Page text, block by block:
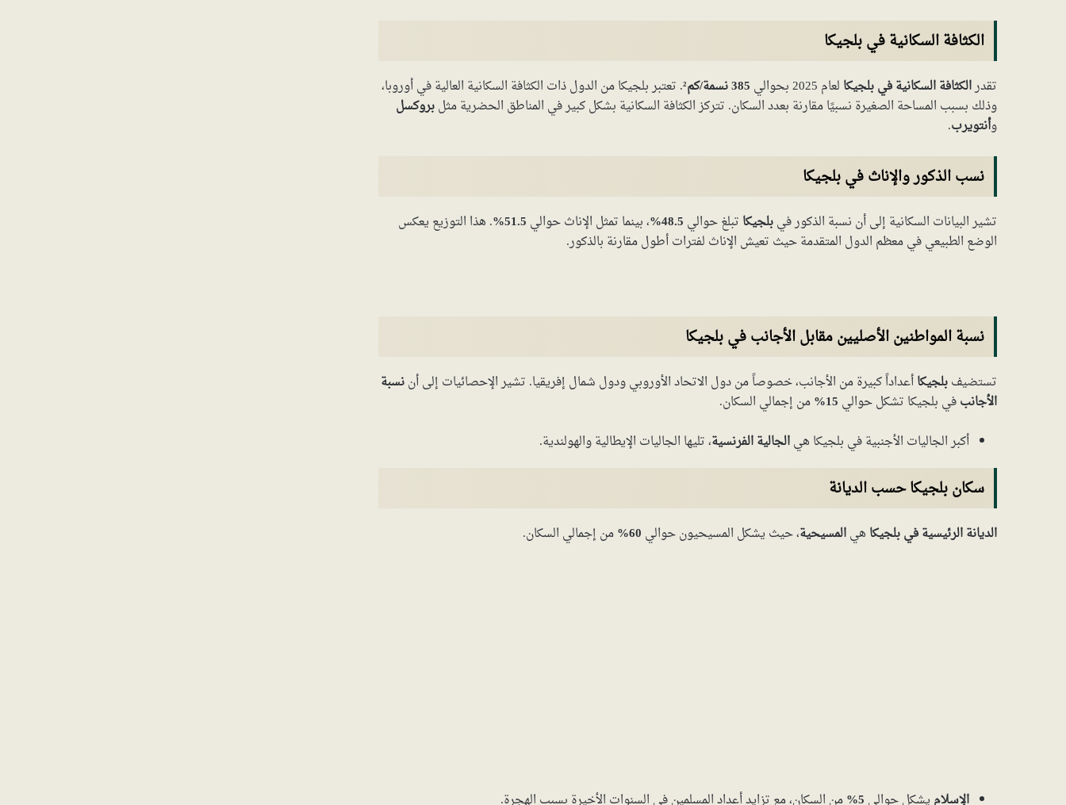
الكثافة السكانية في بلجيكا
تقدرالكثافة السكانية في بلجيكا لعام 2025 بحوالي 385 نسمة/كم²
. تعتبر بلجيكا من الدول ذات الكثافة السكانية العالية في أوروبا،
وذلك بسبب المساحة الصغيرة نسبيًا مقارنة بعدد السكان. تتركز الكثافة السكانية بشكل كبير في المناطق الحضرية مثلبروكسل
وأنتويرب.
نسب الذكور والإناث في بلجيكا
تشير البيانات السكانية إلى أن نسبة الذكور فيبلجيكا تبلغ حوالي 48.5% ، بينما تمثل الإناث حوالي 51.5% . هذا التوزيع يعكس
الوضع الطبيعي في معظم الدول المتقدمة حيث تعيش الإناث لفترات أطول مقارنة بالذكور.
نسبة المواطنين الأصليين مقابل الأجانب في بلجيكا
تستضيفبلجيكاأعداداً كبيرة من الأجانب، خصوصاً من دول الاتحاد الأوروبي ودول شمال إفريقيا. تشير الإحصائيات إلى أننسبة
الأجانبفي بلجيكا تشكل حوالي 15%
من إجمالي السكان.
أكبر الجاليات الأجنبية في بلجيكا هيالجالية الفرنسية، تليها الجاليات الإيطالية والهولندية.
سكان بلجيكا حسب الديانة
الديانة الرئيسية في بلجيكا هيالمسيحية، حيث يشكل المسيحيون حوالي 60% من إجمالي السكان.